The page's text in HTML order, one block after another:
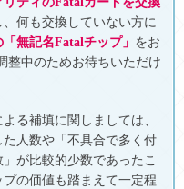
何も交換していない方に
無記名Fatalチップ」 をお
整中のためお待ちいただけ
る補填に関しましては、
人数や「不具合で多く付
が比較的少数であったこ
の価値も踏まえて一定程